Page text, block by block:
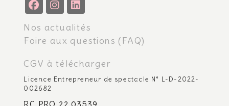
Nos actualités
Foire aux questions (FAQ)
CGV à télécharger
Licence Entrepreneur de spectacle N° L-D-2022-
002682